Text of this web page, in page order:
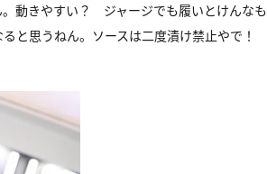
動きやすい？ ジャージでも履いとけんなも
と思うねん。ソースは二度漬け禁止やで！